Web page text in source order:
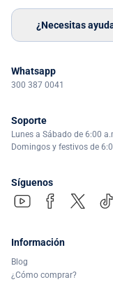
¿Necesitas
Whatsapp
300 387 0041
Soporte
Lunes a Sábado de 6:00
Domingos y festivos de
Síguenos
Información
Blog
¿Cómo comprar?